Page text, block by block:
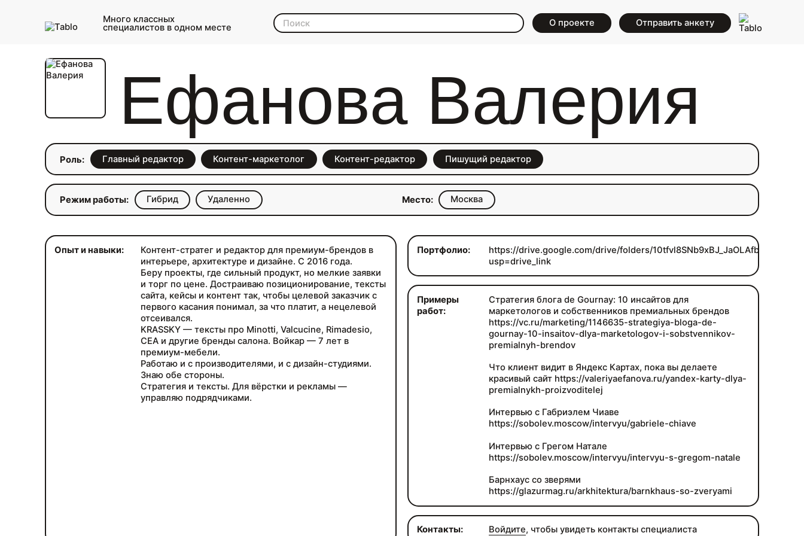
Много классных
специалистов в одном месте О проекте Отправить анкету
Ефанова Валерия
Роль: Главный редактор Контент-маркетолог Контент-редактор Пишущий редактор
Режим работы: Гибрид Удаленно Место: Москва
Опыт и навыки:
Контент-стратег и редактор для премиум-брендов в
интерьере, архитектуре и дизайне. С 2016 года.
Беру проекты, где сильный продукт, но мелкие заявки
и торг по цене. Достраиваю позиционирование, тексты
сайта, кейсы и контент так, чтобы целевой заказчик с
первого касания понимал, за что платит, а нецелевой
отсеивался.
KRASSKY — тексты про Minotti, Valcucine, Rimadesio,
CEA и другие бренды салона. Войкар — 7 лет в
премиум-мебели.
Работаю и с производителями, и с дизайн-студиями.
Знаю обе стороны.
Стратегия и тексты. Для вёрстки и рекламы —
управляю подрядчиками.
Портфолио:
https://drive.google.com/drive/folders/
usp=drive_link
Примеры
работ:
Стратегия блога de Gournay: 10 инсайтов для
маркетологов и собственников премиальных брендов
https://vc.ru/marketing/1146635-strategiya-bloga-de-
gournay-10-insaitov-dlya-marketologov-i-sobstvennikov-
premialnyh-brendov
Что клиент видит в Яндекс Картах, пока вы делаете
красивый сайт https://valeriyaefanova.ru/yandex-karty-dlya-
premialnykh-proizvoditelej
Интервью с Габриэлем Чиаве
https://sobolev.moscow/intervyu/gabriele-chiave
Интервью с Грегом Натале
https://sobolev.moscow/intervyu/intervyu-s-gregom-natale
Барнхаус со зверями
https://glazurmag.ru/arkhitektura/barnkhaus-so-zveryami
Контакты: Войдите, чтобы увидеть контакты специалиста